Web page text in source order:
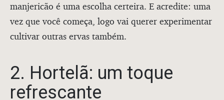
manjericão é uma escolha certeira. E acredite: uma
vez que você começa, logo vai querer experimentar
cultivar outras ervas também.
2. Hortelã: um toque
refrescante